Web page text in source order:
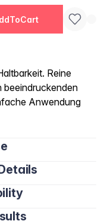
Reine
beeindruckenden
Anwendung